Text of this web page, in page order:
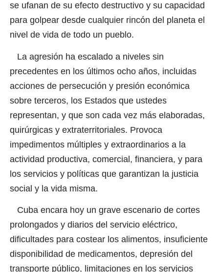
se ufanan de su efecto destructivo y su capacidad
para golpear desde cualquier rincón del planeta el
nivel de vida de todo un pueblo.
La agresión ha escalado a niveles sin
precedentes en los últimos ocho años, incluidas
acciones de persecución y presión económica
sobre terceros, los Estados que ustedes
representan, y que son cada vez más elaboradas,
quirúrgicas y extraterritoriales. Provoca
impedimentos múltiples y extraordinarios a la
actividad productiva, comercial, financiera, y para
los servicios y políticas que garantizan la justicia
social y la vida misma.
Cuba encara hoy un grave escenario de cortes
prolongados y diarios del servicio eléctrico,
dificultades para costear los alimentos, insuficiente
disponibilidad de medicamentos, depresión del
transporte público, limitaciones en los servicios